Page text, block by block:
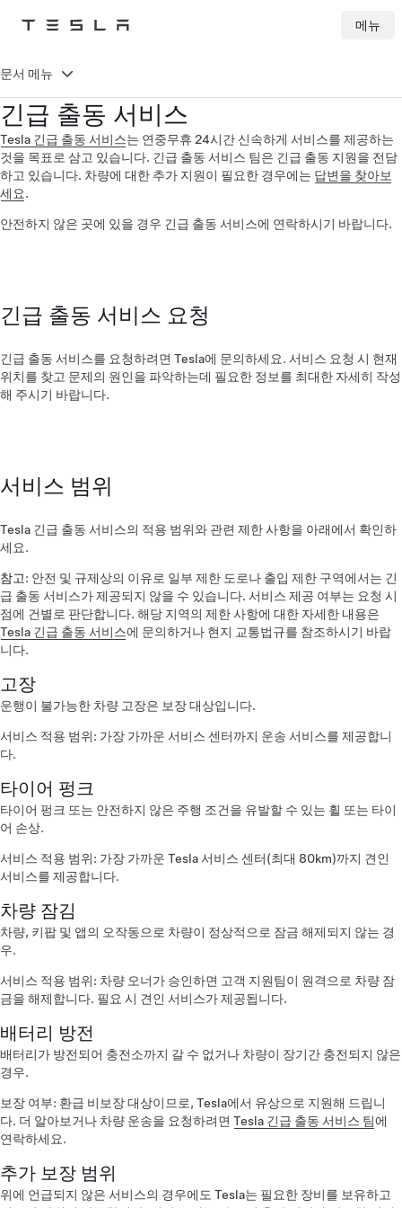
Tesla 메뉴
긴급 출동 서비스
Tesla 긴급 출동 서비스는 연중무휴 24시간 신속하게 서비스를 제공하는
것을 목표로 삼고 있습니다. 긴급 출동 서비스 팀은 긴급 출동 지원을 전담
하고 있습니다. 차량에 대한 추가 지원이 필요한 경우에는 답변을 찾아보
세요.
안전하지 않은 곳에 있을 경우 긴급 출동 서비스에 연락하시기 바랍니다.
긴급 출동 서비스 요청
긴급 출동 서비스를 요청하려면 Tesla에 문의하세요. 서비스 요청 시 현재
위치를 찾고 문제의 원인을 파악하는데 필요한 정보를 최대한 자세히 작성
해 주시기 바랍니다.
서비스 범위
Tesla 긴급 출동 서비스의 적용 범위와 관련 제한 사항을 아래에서 확인하
세요.
참고: 안전 및 규제상의 이유로 일부 제한 도로나 출입 제한 구역에서는 긴
급 출동 서비스가 제공되지 않을 수 있습니다. 서비스 제공 여부는 요청 시
점에 건별로 판단합니다. 해당 지역의 제한 사항에 대한 자세한 내용은
Tesla 긴급 출동 서비스에 문의하거나 현지 교통법규를 참조하시기 바랍
니다.
고장
운행이 불가능한 차량 고장은 보장 대상입니다.
서비스 적용 범위: 가장 가까운 서비스 센터까지 운송 서비스를 제공합니
다.
타이어 펑크
타이어 펑크 또는 안전하지 않은 주행 조건을 유발할 수 있는 휠 또는 타이
어 손상.
서비스 적용 범위: 가장 가까운 Tesla 서비스 센터(최대 80km)까지 견인
서비스를 제공합니다.
차량 잠김
차량, 키팝 및 앱의 오작동으로 차량이 정상적으로 잠금 해제되지 않는 경
우.
서비스 적용 범위: 차량 오너가 승인하면 고객 지원팀이 원격으로 차량 잠
금을 해제합니다. 필요 시 견인 서비스가 제공됩니다.
배터리 방전
배터리가 방전되어 충전소까지 갈 수 없거나 차량이 장기간 충전되지 않은
경우.
보장 여부: 환급 비보장 대상이므로, Tesla에서 유상으로 지원해 드립니
다. 더 알아보거나 차량 운송을 요청하려면 Tesla 긴급 출동 서비스 팀에
연락하세요.
추가 보장 범위
위에 언급되지 않은 서비스의 경우에도 Tesla는 필요한 장비를 보유하고
문서 메뉴